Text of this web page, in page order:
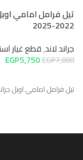
تيل فرامل امامي
2022-2025
جراند لاند,قطع غيار
EGP7,800
EGP5,750
تيل فرامل امامي اوبل